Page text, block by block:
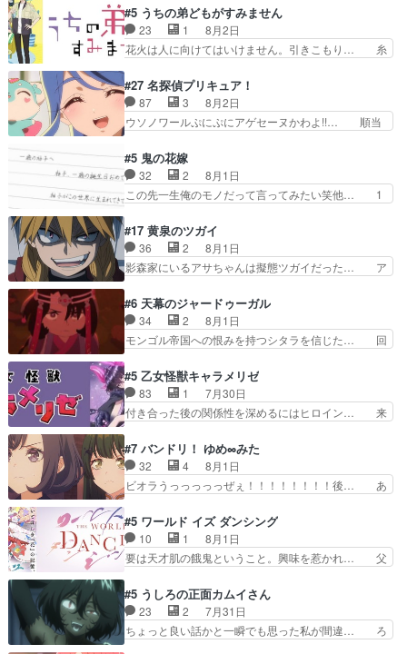
んと練習したい〟と言… 本当この作品は「キャ
ラ」を活かすのがうま… みずかちゃんの介入で双
子の仲にヒビが………
を振り切ってみんなに謝ったララの思い… 仕事に
馴染めない辺り観ていて苦しいところ… ララちゃ
んの事情はもう少し皆に話して良い… ララと茉里
とで初のアルバイト。七転八倒し… 労働するプリ
てケーキ食べて、帰りにカメ… ララが働く事での
てんやわんや。働いて大変… 地道に働き人と関わ
る日々の中に愛を見いだ…
#5 うちの弟どもがすみません
23 1
8月2日
花火は人に向けてはいけません。引きこもり… 糸
お名前を見たんだけどあの中村大樹さん… 糸ちゃ
んカッケー、色んな意味でwゲームが… 姉から性
的興奮覚えてないよね？なんて言わ… テーマ：引
きこもりの理由感想は、久しぶり… 元ゲーマーな
んの距離感おかしいね(*´… 糸と源ははよ好きお
うとると言わんかい！引… ショウくんと対等に話
すためにゲームをする…
#27 名探偵プリキュア！
87 3
8月2日
ウソノワールぷにぷにアゲセーヌかわよ!!… 順当
取り戻し正式に探偵事務所で働き始め… ポワロ、
元ネタを解説して原作に誘導するの… くれあさん
の探偵としての初事件にしてちょ… ・急にクイズ
番組が始まったw・妖精ウソノ… るるかの助手だ
の！？クレアさん探偵すぎ… 突然のポアロクイズ
は草なんよ。んで、あん… 今回からついにくれあ
が探偵事務所の仲間に…
#5 鬼の花嫁
32 2
8月1日
この先一生俺のモノだって言ってみたい笑他… 1
さん柚子に18年分の誕生日プレゼント… 柚子は
鬼龍院家から初めて学校に通う事にな… プレゼン
ト攻撃ヤバすぎるwwwヴァイオレ… 玲夜さまサ
プライズの、これまでの柚子ちゃ… 玲夜から柚子
んへ…もう中学生な… 梅原の人が18歳になるま
での誕生プレゼン… なよなよした男（cv石田彰）
梅ちゃんがた…
#17 黄泉のツガイ
36 2
8月1日
影森家にいるアサちゃんは擬態ツガイだった… ア
にアサはいなかった逆にガブちゃんはい… 影森の
当主が際限なくツガイを増やせるのに… 今回はも
うガブちゃんさんの悲鳴にも似た怒… ユルと戦っ
た時から伏線が張られていたのが… しかしアサ
い筈のガブちゃん、アキオの… 色々とひっかけが
あって、最終的に嫌な終わ… ゴンゾウが従える大
量のツガイに何事かと思…
#6 天幕のジャードゥーガル
34 2
8月1日
モンゴル帝国への恨みを持つシタラを信じた… 回
タイの妃になってもその心は晴れず、モ… ドレゲ
ネの過去、宝石だった彼女が人になり… ドレゲネ
の過去、、辛かった、、あのジャタ… 年上旦那が
良い人でも、女は宝石でただ笑っ… ダイルの儀式
過去には同情の言葉しか…シ… 奥様に悲しい過
去…萌え袖が可愛いね、と思… ドレゲネとシタ
ラ、2人だけの同盟が結成さ…
#5 乙女怪獣キャラメリゼ
83 1
7月30日
付き合った後の関係性を深めるにはヒロイン… 来
とメスってて何この可愛い生物。クラス… 付き合
い始めたら始めたでまた違った悩みが… と一歩ず
つ踏み出す黒絵ちゃん微笑ま新汰の… ツインテー
ルが可愛いお茶目な妹ちゃんです… しかも過去も
らっしゃるからかしらお顔が… 黒絵「怪獣に憧れ
るのはいいけど自分自身が… 素の自分はどちらな
のかはまだ不明だが見せ…
#7 バンドリ！ ゆめ∞みた
32 4
8月1日
ビオラうっっっっっぜぇ！！！！！！！！後… あ
ラが悪魔すぎて気分が悪くなってきたこ… 声優ま
とめました(７話まで)仲町あられ/… ビオラの策略
がバッチリ嵌って最高wwwこ… 自信あれば評価
なんて気にしないし、充実し… ・バーチャルだけ
け？と思ったら歌唱シーン… の、らいぶシーン
＿!!­­--­­--­… それだけでええやん！！しかし、ビオラ
が仕…
#5 ワールド イズ ダンシング
10 1
8月1日
要は天才肌の餓鬼ということ。興味を惹かれ… 父
の鬼夜叉と田楽の増次郎。小さないざこ… 着眼点
は良くとも、先鋭的すぎるのか。芸能… 鬼夜叉は
石也と共に観世座をあとにし、三条… 観世座を離
れ、三条坊門御所で日々を送る鬼… 「お前(鬼夜
#5 うしろの正面カムイさん
23 2
7月31日
ちょっと良い話かと一瞬でも思った私が間違… ろ